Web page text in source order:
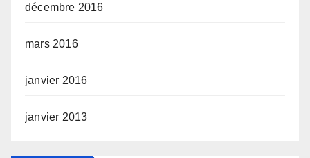
décembre 2016
mars 2016
janvier 2016
janvier 2013